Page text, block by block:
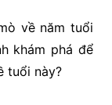
về năm tuổi
khám phá để
tuổi này?